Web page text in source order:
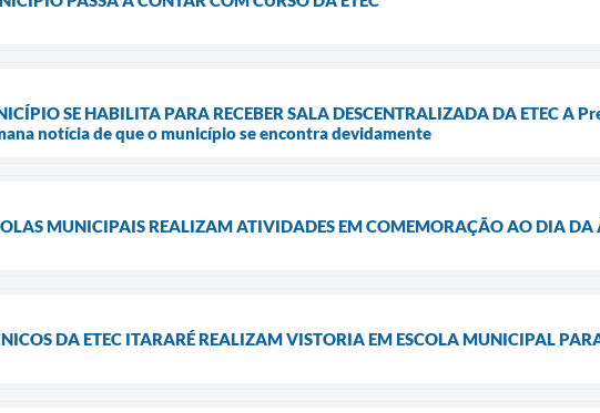
SE HABILITA PARA RECEBER SALA DESCENTRALIZADA DA ETEC A
notícia de que o município se encontra devidamente
MUNICIPAIS REALIZAM ATIVIDADES EM COMEMORAÇÃO AO DIA DA
DA ETEC ITARARÉ REALIZAM VISTORIA EM ESCOLA MUNICIPAL